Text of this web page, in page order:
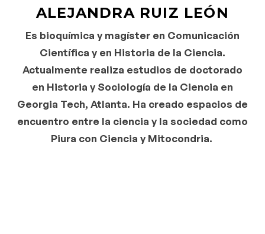
ALEJANDRA RUIZ LEÓN
Es bioquímica y magíster en Comunicación
Científica y en Historia de la Ciencia.
Actualmente realiza estudios de doctorado
en Historia y Sociología de la Ciencia en
Georgia Tech, Atlanta. Ha creado espacios de
encuentro entre la ciencia y la sociedad como
Piura con Ciencia y Mitocondria.